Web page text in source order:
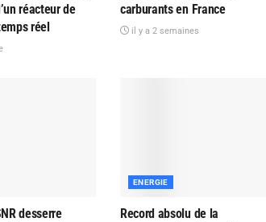
réacteur de
réel
carburants en France
il y a 2 semaines
desserre
ENERGIE
Record absolu de la